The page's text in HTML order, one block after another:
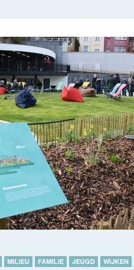
MILIEU FAMILIE JEUGD WIJKEN